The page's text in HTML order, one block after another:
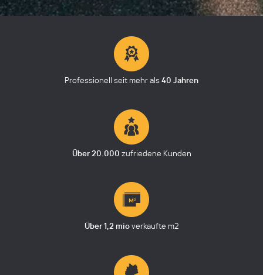
Professionell seit mehr als 40 Jahren
Über 20.000 zufriedene Kunden
Über 1,2 mio verkaufte m2